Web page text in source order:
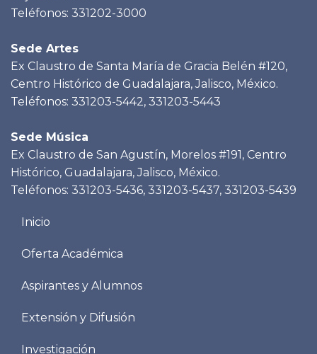
Teléfonos: 331202-3000
Sede Artes
Ex Claustro de Santa María de Gracia Belén #120,
Centro Histórico de Guadalajara, Jalisco, México.
Teléfonos: 331203-5442, 331203-5443
Sede Música
Ex Claustro de San Agustín, Morelos #191, Centro
Histórico, Guadalajara, Jalisco, México.
Teléfonos: 331203-5436, 331203-5437, 331203-5439
Menu
Inicio
Oferta Académica
Aspirantes y Alumnos
Extensión y Difusión
Investigación